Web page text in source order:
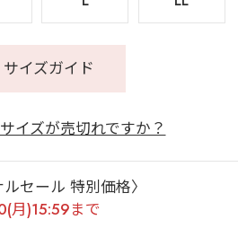
サイズガイド
イズが売切れですか？
ルセール 特別価格〉
月)15:59まで